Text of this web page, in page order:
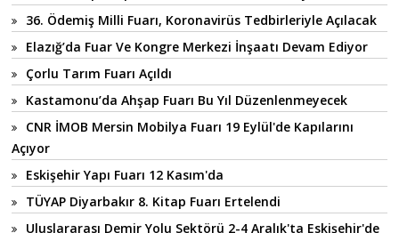
36. Ödemiş Milli Fuarı, Koronavirüs Tedbirleriyle Açılacak
Elazığ’da Fuar Ve Kongre Merkezi İnşaatı Devam Ediyor
Çorlu Tarım Fuarı Açıldı
Kastamonu’da Ahşap Fuarı Bu Yıl Düzenlenmeyecek
CNR İMOB Mersin Mobilya Fuarı 19 Eylül'de Kapılarını
Açıyor
Eskişehir Yapı Fuarı 12 Kasım'da
TÜYAP Diyarbakır 8. Kitap Fuarı Ertelendi
Uluslararası Demir Yolu Sektörü 2-4 Aralık'ta Eskişehir'de